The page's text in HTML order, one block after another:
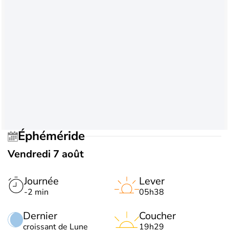
Éphéméride
Vendredi 7 août
Journée
-2 min
Dernier
croissant de Lune
Lever
05h38
Coucher
19h29